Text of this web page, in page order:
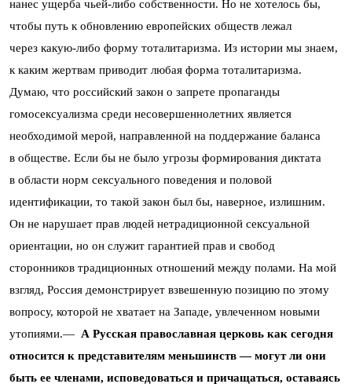
нанес ущерба чьей-либо собственности. Но не хотелось бы,
чтобы путь к обновлению европейских обществ лежал
через какую-либо форму тоталитаризма. Из истории мы знаем,
к каким жертвам приводит любая форма тоталитаризма.
Думаю, что российский закон о запрете пропаганды
гомосексуализма среди несовершеннолетних является
необходимой мерой, направленной на поддержание баланса
в обществе. Если бы не было угрозы формирования диктата
в области норм сексуального поведения и половой
идентификации, то такой закон был бы, наверное, излишним.
Он не нарушает прав людей нетрадиционной сексуальной
ориентации, но он служит гарантией прав и свобод
сторонников традиционных отношений между полами. На мой
взгляд, Россия демонстрирует взвешенную позицию по этому
вопросу, которой не хватает на Западе, увлеченном новыми
утопиями.— А Русская православная церковь как сегодня
относится к представителям меньшинств — могут ли они
быть ее членами, исповедоваться и причащаться, оставаясь